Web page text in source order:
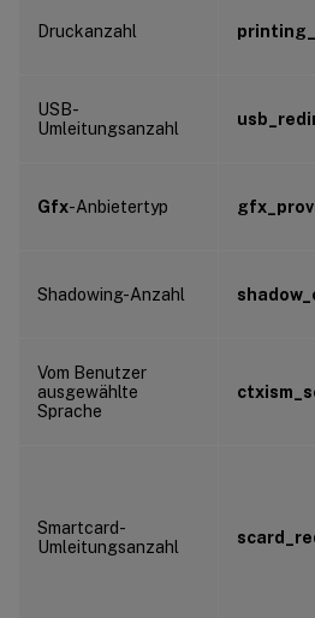
Druckanzahl
USB-
Umleitungsanzahl
Gfx-Anbietertyp
Shadowing-Anzahl
Vom Benutzer
ausgewählte
Sprache
Smartcard-
Umleitungsanzahl